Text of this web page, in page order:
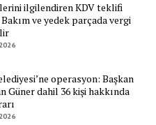
ilgilendiren KDV teklifi
ve yedek parçada vergi
operasyon: Başkan
Güner dahil 36 kişi hakkında